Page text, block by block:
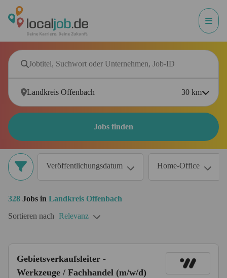
30 km
Jobs finden
Veröffentlichungsdatum Home-Office
328 Jobs in Landkreis Offenbach
Sortieren nach Relevanz
Gebietsverkaufsleiter -
Werkzeuge / Fachhandel (m/w/d)